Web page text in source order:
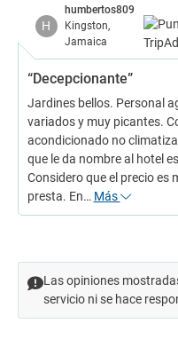
H
humbertos809
Kingston,
Jamaica
“Decepcionante”
Jardines bellos. Personal
variados y muy picantes.
acondicionado no
que le da nombre al hotel
Considero que el precio es
presta. En… Más
Las opiniones
servicio ni se hace